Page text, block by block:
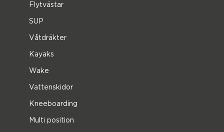
Flytvästar
SUP
Våtdräkter
Kayaks
Wake
Vattenskidor
Kneeboarding
Multi position